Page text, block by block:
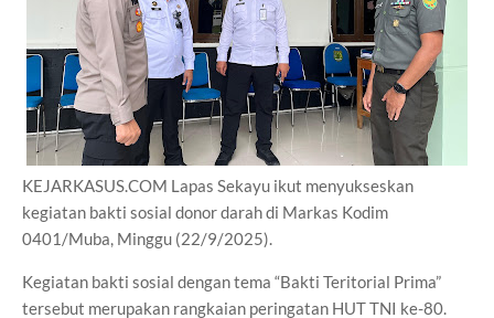
KEJARKASUS.COM Lapas Sekayu ikut menyukseskan
kegiatan bakti sosial donor darah di Markas Kodim
0401/Muba, Minggu (22/9/2025).
Kegiatan bakti sosial dengan tema “Bakti Teritorial Prima”
tersebut merupakan rangkaian peringatan HUT TNI ke-80.